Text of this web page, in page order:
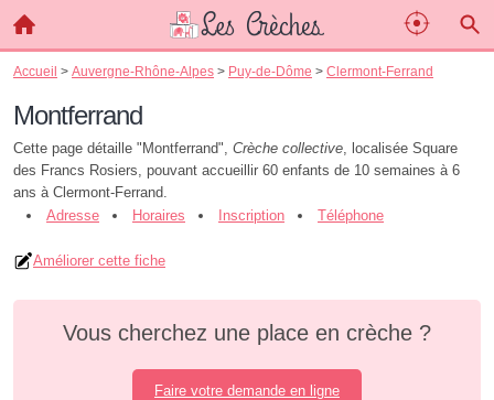
Accueil > Auvergne-Rhône-Alpes > Puy-de-Dôme > Clermont-Ferrand
Montferrand
Cette page détaille "Montferrand", Crèche collective, localisée Square
des Francs Rosiers, pouvant accueillir 60 enfants de 10 semaines à 6
ans à Clermont-Ferrand.
Adresse
Horaires Inscription Téléphone
Améliorer cette fiche
Vous cherchez une place en crèche ?
Faire votre demande en ligne